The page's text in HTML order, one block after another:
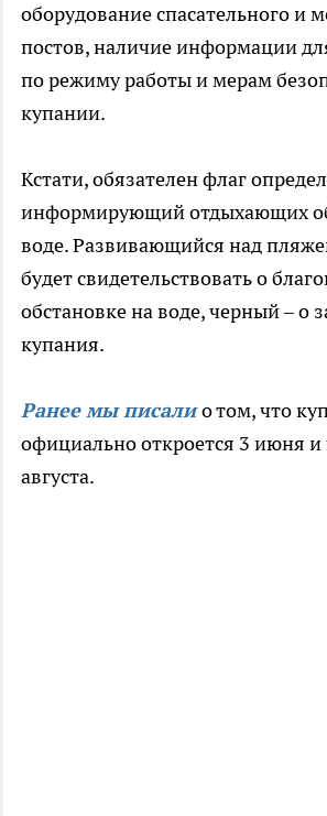
оборудование спасательного и
постов, наличие информации
по режиму работы и мерам
купании.
Кстати, обязателен флаг
информирующий отдыхающих
воде. Развивающийся над
будет свидетельствовать о
обстановке на воде, черный – о
купания.
Ранее мы писалио том, что
официально откроется 3 июня и
августа.